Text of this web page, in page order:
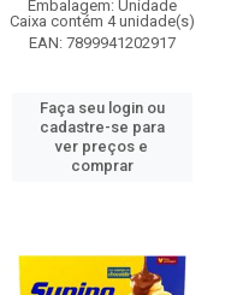
Embalagem: Unidade
Caixa contém 4 unidade(s)
EAN: 7899941202917
Faça seu login ou
cadastre-se para
ver preços e
comprar